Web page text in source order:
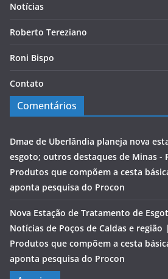
Notícias
Roberto Tereziano
Roni Bispo
Contato
Comentários
Dmae de Uberlândia planeja nova
esgoto; outros destaques de Minas -
Produtos que compõem a cesta
aponta pesquisa do Procon
Nova Estação de Tratamento de
Notícias de Poços de Caldas e região
Produtos que compõem a cesta
aponta pesquisa do Procon